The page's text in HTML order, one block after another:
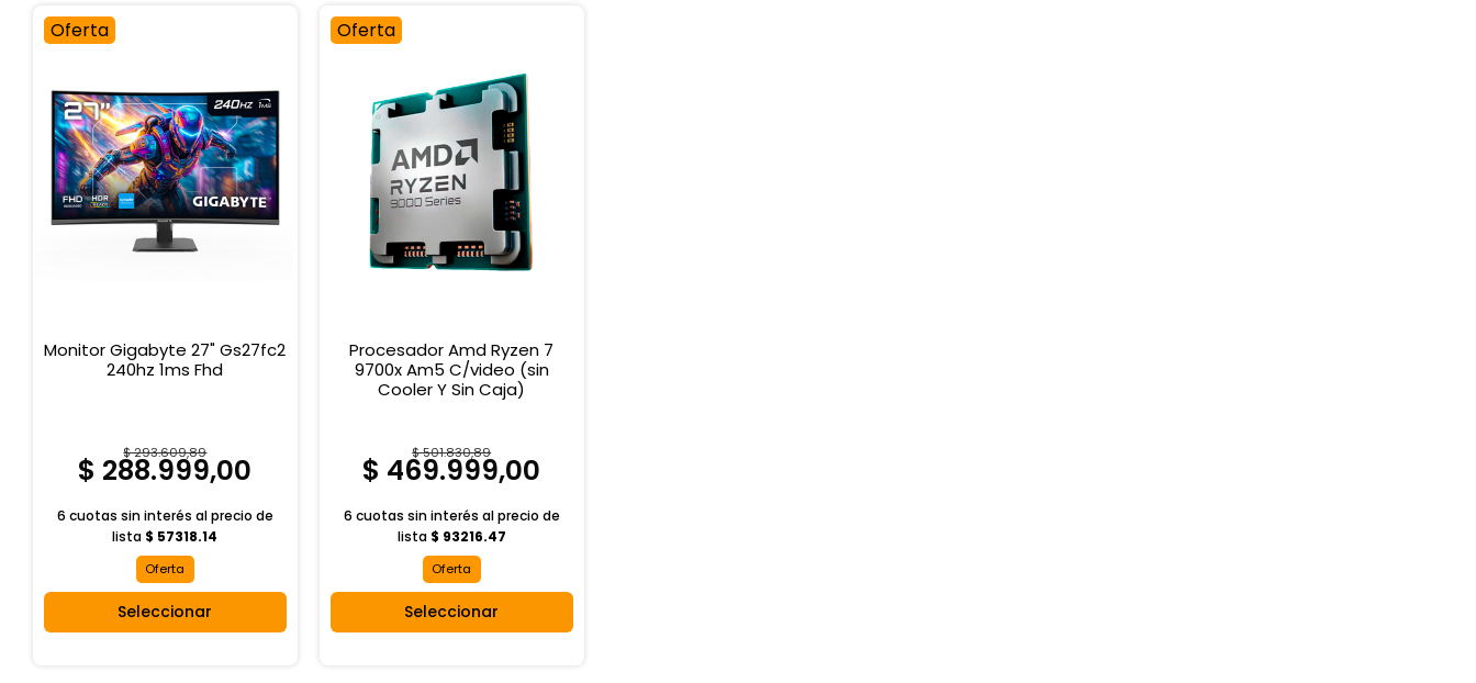
Oferta
Monitor Gigabyte 27" Gs27fc2
240hz 1ms Fhd
$ 293.609,89
$ 288.999,00
6 cuotas sin interés alprecio de
lista $ 57318.14
Oferta
Seleccionar
Oferta
Procesador Amd Ryzen 7
9700x Am5 C/video (sin
Cooler Y Sin Caja)
$ 501.830,89
$ 469.999,00
6 cuotas sin interés alprecio de
lista $ 93216.47
Oferta
Seleccionar